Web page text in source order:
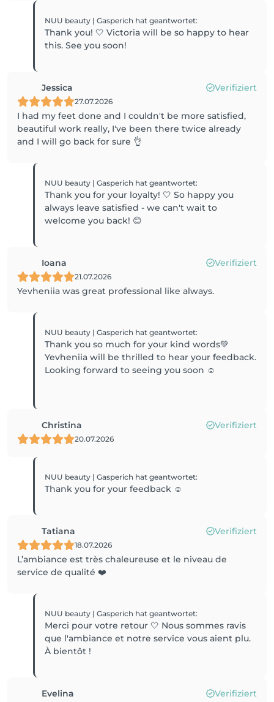
NUU beauty | Gasperich hat geantwortet:
Thank you! 🤍 Victoria will be so happy to hear
this. See you soon!
Jessica Verifiziert
27.07.2026
I had my feet done and I couldn't be more satisfied,
beautiful work really, I've been there twice already
and I will go back for sure 👌
NUU beauty | Gasperich hat geantwortet:
Thank you for your loyalty! 🤍 So happy you
always leave satisfied - we can't wait to
welcome you back! 😊
Ioana Verifiziert
21.07.2026
Yevheniia was great professional like always.
NUU beauty | Gasperich hat geantwortet:
Thank you so much for your kind words💚
Yevheniia will be thrilled to hear your feedback.
Looking forward to seeing you soon ☺️
Christina Verifiziert
20.07.2026
NUU beauty | Gasperich hat geantwortet:
Thank you for your feedback ☺️
Tatiana Verifiziert
18.07.2026
L’ambiance est très chaleureuse et le niveau de
service de qualité ❤️
NUU beauty | Gasperich hat geantwortet:
Merci pour votre retour 🤍 Nous sommes ravis
que l'ambiance et notre service vous aient plu.
À bientôt !
Evelina Verifiziert